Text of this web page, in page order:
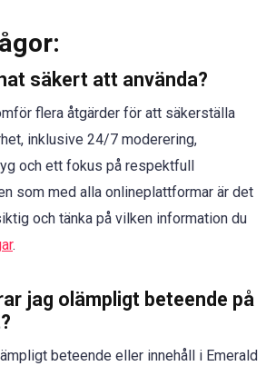
säkert att använda?
flera åtgärder för att säkerställa
inklusive 24/7 moderering,
och ett fokus på respektfull
som med alla onlineplattformar är det
och tänka på vilken information du
.
jag olämpligt beteende på
beteende eller innehåll i Emerald